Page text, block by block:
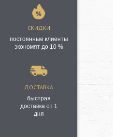
СКИДКИ
ДОСТАВКА
постоянные клиенты
экономят до 10 %
быстрая
доставка от 1
дня